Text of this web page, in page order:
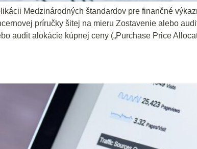
Medzinárodných štandardov pre finančné
príručky šitej na mieru Zostavenie alebo
audit alokácie kúpnej ceny („Purchase Price